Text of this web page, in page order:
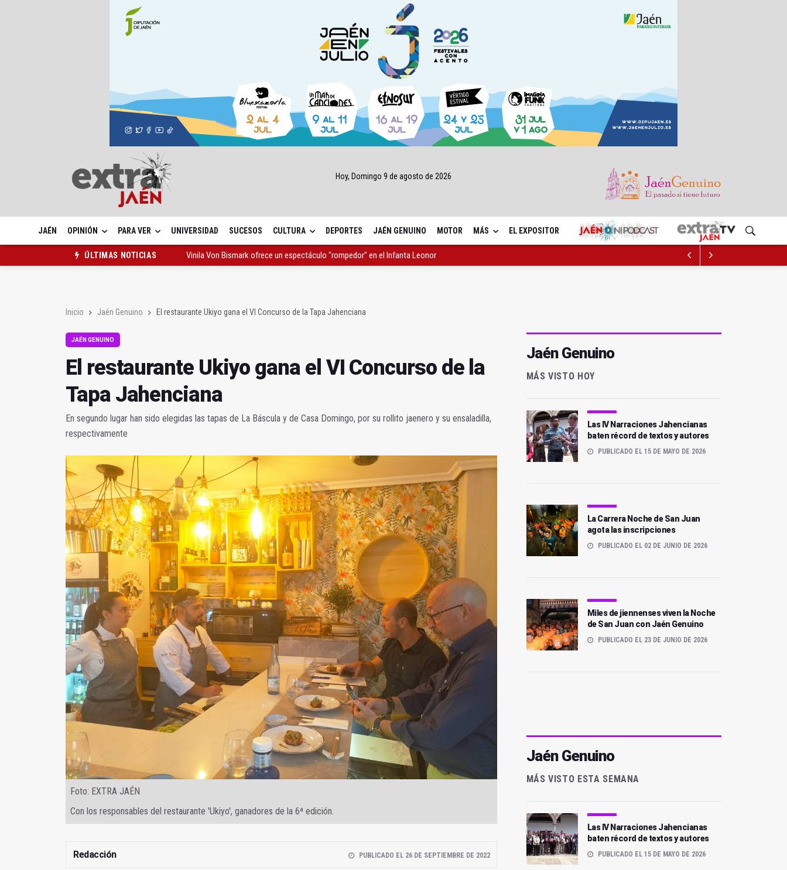
Hoy, Domingo 9 de agosto de 2026
JAÉN OPINIÓN PARA VER UNIVERSIDAD SUCESOS CULTURA DEPORTES JAÉN GENUINO MOTOR MÁS EL EXPOSITOR
ÚLTIMAS NOTICIAS
El lateral izquiero sub 23 David Márquez, nuevo fichaje del Real Jaén
Inicio Jaén Genuino El restaurante Ukiyo gana el VI Concurso de la Tapa Jahenciana
JAÉN GENUINO
El restaurante Ukiyo gana el VI Concurso de la
Tapa Jahenciana
En segundo lugar han sido elegidas las tapas de La Báscula y de Casa Domingo, por su rollito jaenero y su ensaladilla,
respectivamente
Foto: EXTRA JAÉN
Con los responsables del restaurante 'Ukiyo', ganadores de la 6ª edición.
Redacción PUBLICADO EL 26 DE SEPTIEMBRE DE 2022
Jaén Genuino
MÁS VISTO HOY
Las IV Narraciones Jahencianas
baten récord de textos y autores
PUBLICADO EL 15 DE MAYO DE 2026
La Carrera Noche de San Juan
agota las inscripciones
PUBLICADO EL 02 DE JUNIO DE 2026
Miles de jiennenses viven la Noche
de San Juan con Jaén Genuino
PUBLICADO EL 23 DE JUNIO DE 2026
Jaén Genuino
MÁS VISTO ESTA SEMANA
Las IV Narraciones Jahencianas
baten récord de textos y autores
PUBLICADO EL 15 DE MAYO DE 2026